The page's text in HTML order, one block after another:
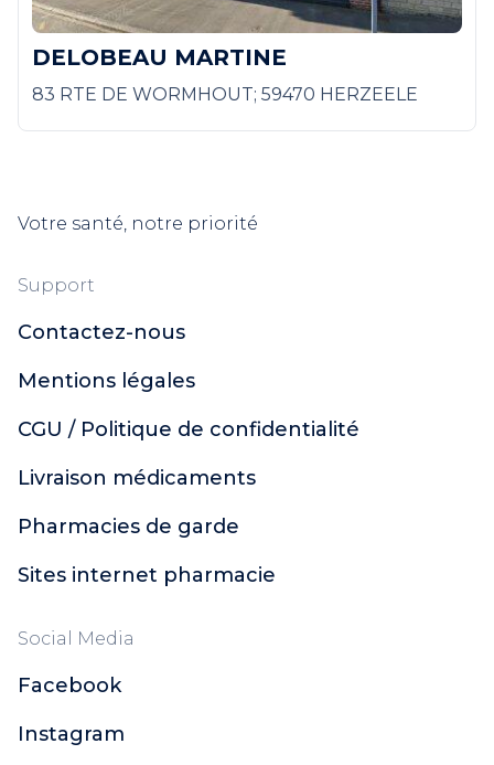
DELOBEAU MARTINE
83 RTE DE WORMHOUT; 59470 HERZEELE
Votre santé, notre priorité
Support
Contactez-nous
Mentions légales
CGU / Politique de confidentialité
Livraison médicaments
Pharmacies de garde
Sites internet pharmacie
Social Media
Facebook
Instagram